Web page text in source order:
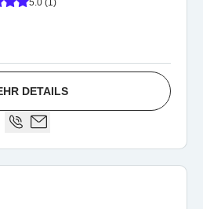
5.0 (1)
DETAILS